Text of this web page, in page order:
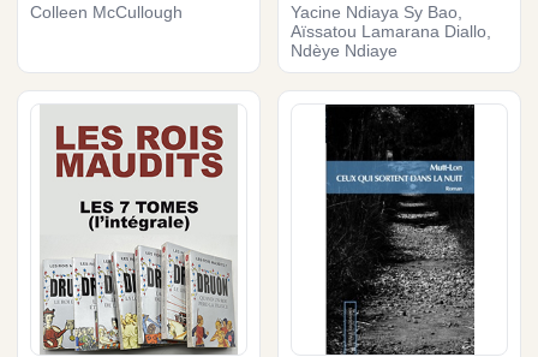
Colleen McCullough
Yacine Ndiaya Sy Bao,
Aïssatou Lamarana Diallo,
Ndèye Ndiaye